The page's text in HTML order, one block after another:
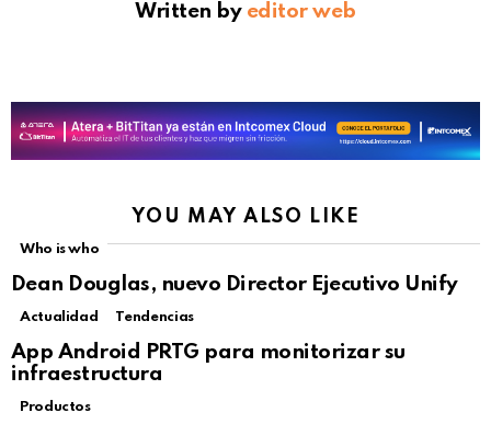
Written by editor web
YOU MAY ALSO LIKE
Who is who
Dean Douglas, nuevo Director Ejecutivo Unify
Not Safe For Work
Click to view this post
Actualidad Tendencias
App Android PRTG para monitorizar su
infraestructura
Productos